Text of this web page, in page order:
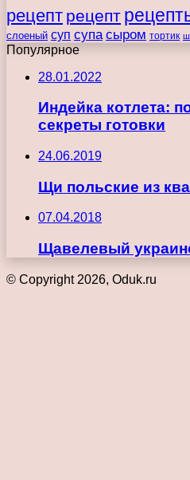
рецепт рецепт
слоеный суп супа сыром тортик
Популярное
28.01.2022
Индейка котлета:
секреты готовки
24.06.2019
Щи польские из
07.04.2018
Щавелевый
© Copyright 2026, Oduk.ru